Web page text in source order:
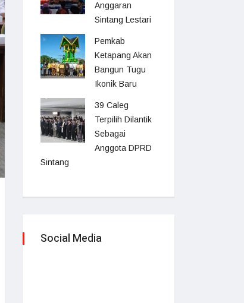
Anggaran
Sintang Lestari
Pemkab
Ketapang Akan
Bangun Tugu
Ikonik Baru
39 Caleg
Terpilih Dilantik
Sebagai
Anggota DPRD
Sintang
Social Media